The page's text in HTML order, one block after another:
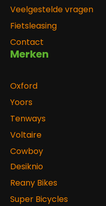
Veelgestelde vragen
Fietsleasing
Contact
Merken
Oxford
Yoors
Tenways
Voltaire
Cowboy
Desiknio
Reany Bikes
Super Bicycles